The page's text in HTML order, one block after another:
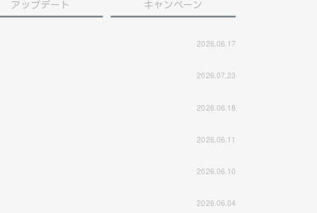
アップデート キャンペーン
2026.06.17
2026.07.23
2026.06.18
2026.06.11
2026.06.10
2026.06.04